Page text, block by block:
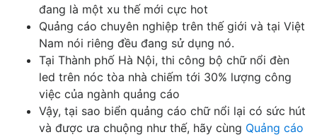
đang là một xu thế mới cực hot
Quảng cáo chuyên nghiệp trên thế giới và tại Việt
Nam nói riêng đều đang sử dụng nó.
Tại Thành phố Hà Nội, thi công bộ chữ nổi đèn
led trên nóc tòa nhà chiếm tới 30% lượng công
việc của ngành quảng cáo
Vậy, tại sao biển quảng cáo chữ nổi lại có sức hút
và được ưa chuộng như thế, hãy cùng Quảng cáo